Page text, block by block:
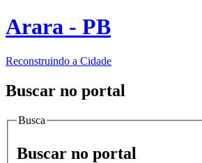
Arara - PB
Reconstruindo a Cidade
Buscar no portal
Busca
Buscar no portal